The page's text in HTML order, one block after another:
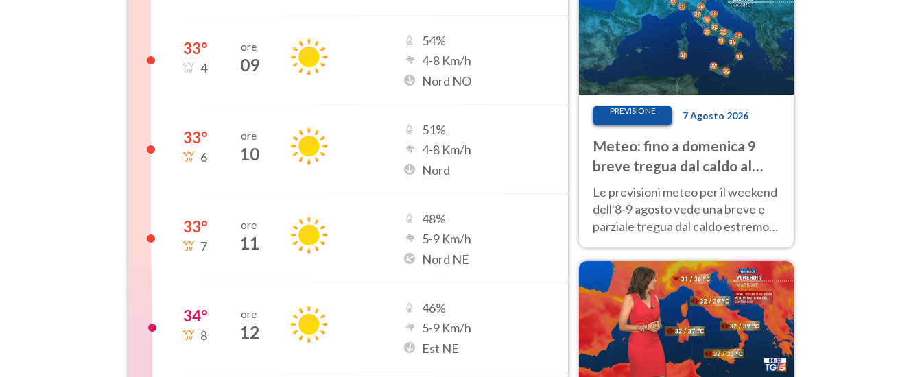
33°
4
ore
09
54%
4-8 Km/h
Nord NO
33°
6
ore
10
51%
4-8 Km/h
Nord
33°
7
ore
11
48%
5-9 Km/h
Nord NE
34°
8
ore
12
46%
5-9 Km/h
Est NE
PREVISIONE 7 Agosto 2026
Meteo: fino a domenica 9
breve tregua dal caldo al
Nord! Altrove calura e afa
Le previsioni meteo per il weekend
dell'8-9 agosto vede una breve e
parziale tregua dal caldo estremo
40 gradi.